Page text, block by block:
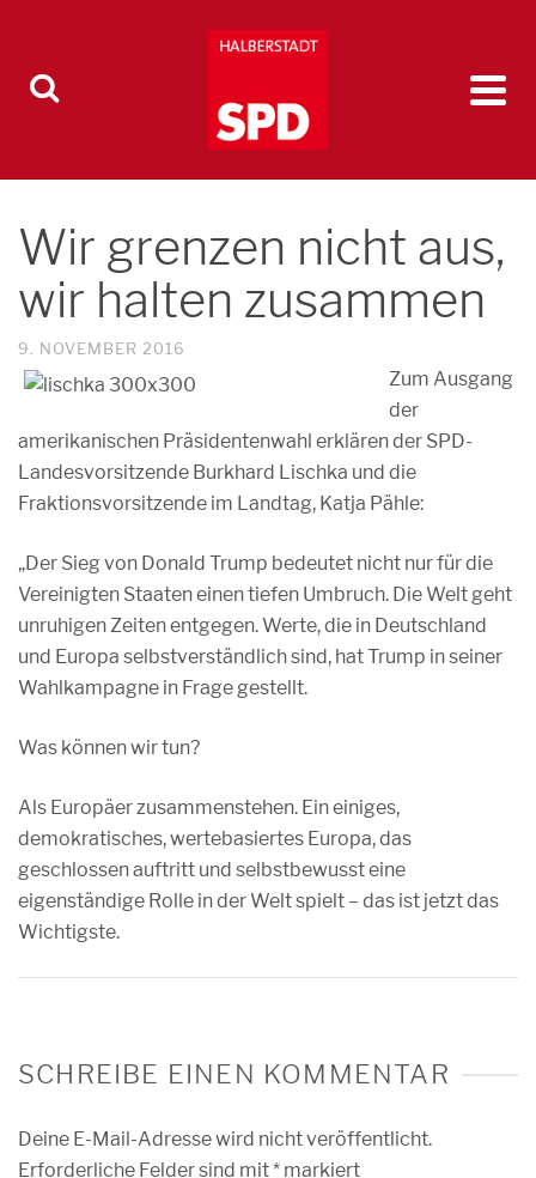
Wir grenzen nicht aus,
wir halten zusammen
9. NOVEMBER 2016
Zum Ausgang
der
amerikanischen Präsidentenwahl erklären der SPD-
Landesvorsitzende Burkhard Lischka und die
Fraktionsvorsitzende im Landtag, Katja Pähle:
„Der Sieg von Donald Trump bedeutet nicht nur für die
Vereinigten Staaten einen tiefen Umbruch. Die Welt geht
unruhigen Zeiten entgegen. Werte, die in Deutschland
und Europa selbstverständlich sind, hat Trump in seiner
Wahlkampagne in Frage gestellt.
Was können wir tun?
Als Europäer zusammenstehen. Ein einiges,
demokratisches, wertebasiertes Europa, das
geschlossen auftritt und selbstbewusst eine
eigenständige Rolle in der Welt spielt – das ist jetzt das
Wichtigste.
SCHREIBE EINEN KOMMENTAR
Deine E-Mail-Adresse wird nicht veröffentlicht.
Erforderliche Felder sind mit* markiert